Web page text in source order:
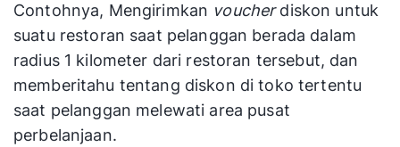
Contohnya, Mengirimkan voucherdiskon untuk
suatu restoran saat pelanggan berada dalam
radius 1 kilometer dari restoran tersebut, dan
memberitahu tentang diskon di toko tertentu
saat pelanggan melewati area pusat
perbelanjaan.